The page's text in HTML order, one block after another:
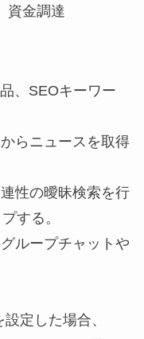
資金調達
、SEOキーワー
らニュースを取得
性の曖昧検索を行
する。
ループチャットや
定した場合、